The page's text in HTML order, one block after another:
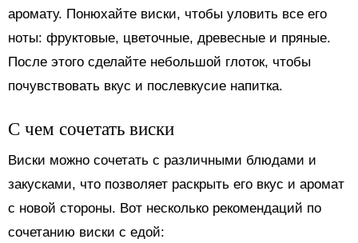
аромату. Понюхайте виски, чтобы уловить все его
ноты: фруктовые, цветочные, древесные и пряные.
После этого сделайте небольшой глоток, чтобы
почувствовать вкус и послевкусие напитка.
С чем сочетать виски
Виски можно сочетать с различными блюдами и
закусками, что позволяет раскрыть его вкус и аромат
с новой стороны. Вот несколько рекомендаций по
сочетанию виски с едой: